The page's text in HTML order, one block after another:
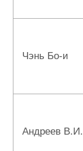
Чэнь Бо-и
Андреев В.И.